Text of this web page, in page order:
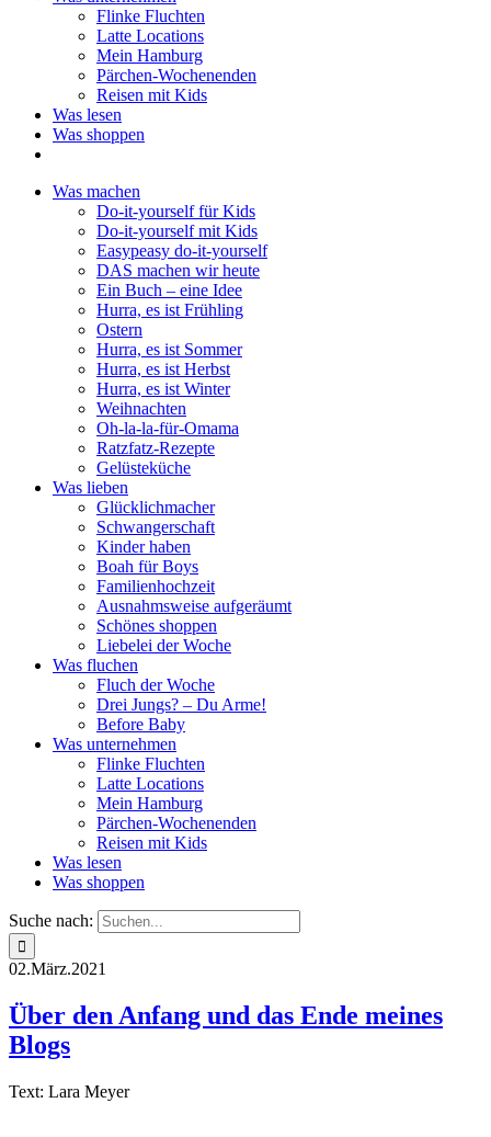
Flinke Fluchten
Latte Locations
Mein Hamburg
Pärchen-Wochenenden
Reisen mit Kids
Was lesen
Was shoppen
Was machen
Do-it-yourself für Kids
Do-it-yourself mit Kids
Easypeasy do-it-yourself
DAS machen wir heute
Ein Buch – eine Idee
Hurra, es ist Frühling
Ostern
Hurra, es ist Sommer
Hurra, es ist Herbst
Hurra, es ist Winter
Weihnachten
Oh-la-la-für-Omama
Ratzfatz-Rezepte
Gelüsteküche
Was lieben
Glücklichmacher
Schwangerschaft
Kinder haben
Boah für Boys
Familienhochzeit
Ausnahmsweise aufgeräumt
Schönes shoppen
Liebelei der Woche
Was fluchen
Fluch der Woche
Drei Jungs? – Du Arme!
Before Baby
Was unternehmen
Flinke Fluchten
Latte Locations
Mein Hamburg
Pärchen-Wochenenden
Reisen mit Kids
Was lesen
Was shoppen
Suche nach:
02.März.2021
Über den Anfang und das Ende meines
Blogs
Text: Lara Meyer